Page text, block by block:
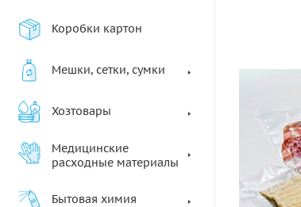
Коробки картон
Мешки, сетки, сумки
Хозтовары
Медицинские
расходные материалы
Бытовая химия